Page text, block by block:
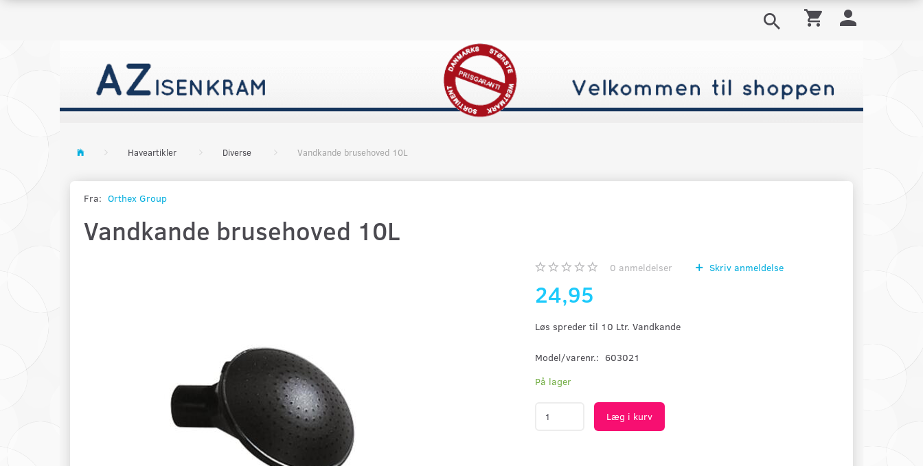
Haveartikler Diverse Vandkande brusehoved 10L
Fra: Orthex Group
Vandkande brusehoved 10L
0 anmeldelser Skriv anmeldelse
24,95
Løs spreder til 10 Ltr. Vandkande
Model/varenr.: 603021
På lager
Læg i kurv